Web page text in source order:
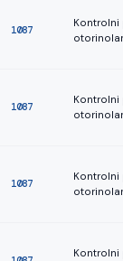
1087
Kontrolni
1087
Kontrolni
1087
Kontrolni
Kontrolni